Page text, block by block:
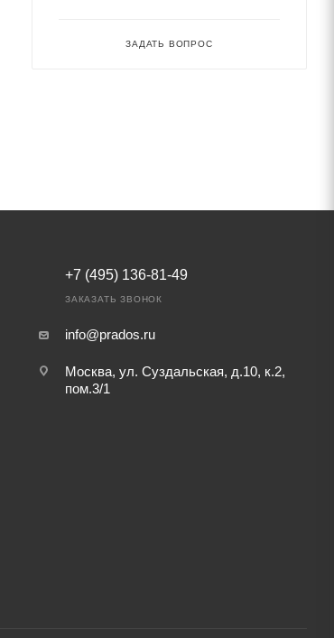
ЗАДАТЬ ВОПРОС
+7 (495) 136-81-49
ЗАКАЗАТЬ ЗВОНОК
info@prados.ru
Москва, ул. Суздальская, д.10, к.2,
пом.3/1